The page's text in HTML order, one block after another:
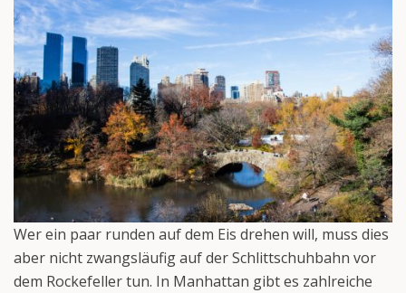
Wer ein paar runden auf dem Eis drehen will, muss dies
aber nicht zwangsläufig auf der Schlittschuhbahn vor
dem Rockefeller tun. In Manhattan gibt es zahlreiche